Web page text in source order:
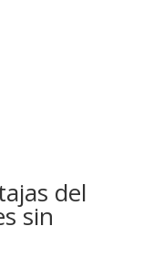
del
sin